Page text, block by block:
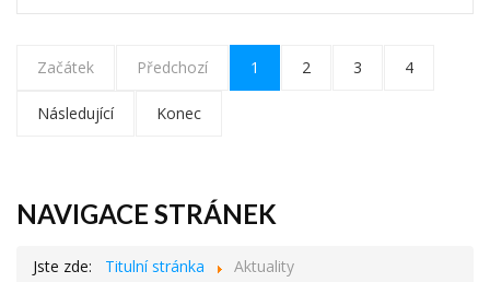
Začátek Předchozí 1 2 3 4
Následující Konec
NAVIGACE STRÁNEK
Jste zde: Titulní stránka Aktuality